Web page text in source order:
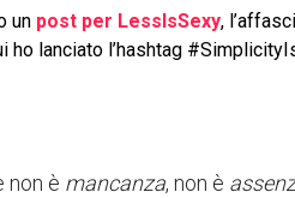
un post per LessIsSexy,
ho lanciato l’hashtag
non è mancanza, non è